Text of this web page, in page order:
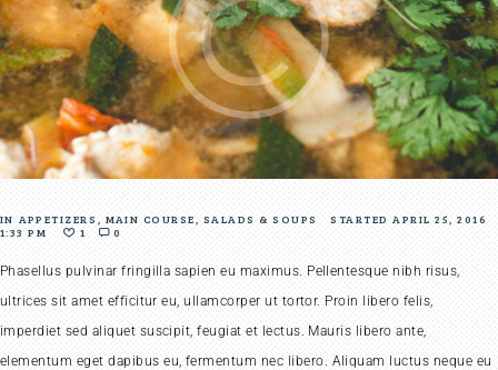
IN APPETIZERS , MAIN COURSE, SALADS & SOUPS STARTEDAPRIL 25, 2016
1:33 PM
1 0
Phasellus pulvinar fringilla sapien eu maximus. Pellentesque nibh risus,
ultrices sit amet efficitur eu, ullamcorper ut tortor. Proin libero felis,
imperdiet sed aliquet suscipit, feugiat et lectus. Mauris libero ante,
elementum eget dapibus eu, fermentum nec libero. Aliquam luctus neque eu